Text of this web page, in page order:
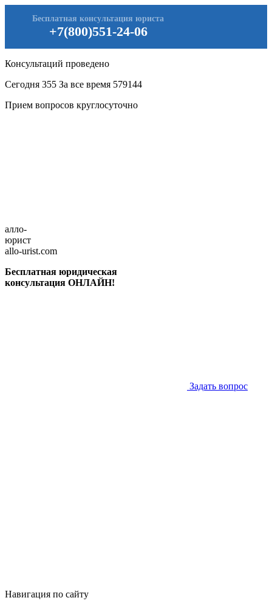
+7(800)551-24-06
Бесплатная консультация юриста
Консультаций проведено
Сегодня 355 За все время 579144
Прием вопросов круглосуточно
алло-
юрист
allo-urist.com
Бесплатная юридическая
консультация ОНЛАЙН!
Задать вопрос
Навигация по сайту